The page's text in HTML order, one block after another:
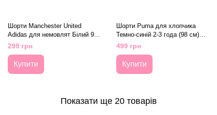
Шорти Manchester United
Adidas для немовлят Білий 9-
12 мес (80 см) (it1979 white)
299 грн
Купити
Шорти Puma для хлопчика
Темно-синій 2-3 года (98 см)
(885240-30 d-blue)
499 грн
Купити
Показати ще 20 товарів